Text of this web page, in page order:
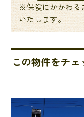
※保険にかかわる
いたします。
この物件をチ